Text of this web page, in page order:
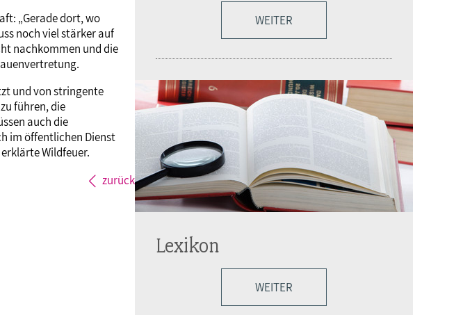
„Gerade dort, wo
noch viel stärker auf
nachkommen und die
und von stringente
führen, die
auch die
im öffentlichen Dienst
Wildfeuer.
zurück
WEITER
Lexikon
WEITER